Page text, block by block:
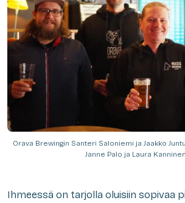
Orava Brewingin Santeri Saloniemi ja Jaakko
Janne Palo ja Laura
Ihmeessä on tarjolla oluisiin sopivaa